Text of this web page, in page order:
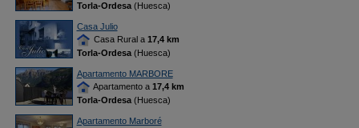
Torla-Ordesa(Huesca)
Casa Julio
Casa Rural a 17,4 km
Torla-Ordesa(Huesca)
Apartamento MARBORE
Apartamento a 17,4 km
Torla-Ordesa(Huesca)
Apartamento Marboré